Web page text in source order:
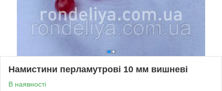
Намистини перламутрові 10 мм вишневі
В наявності